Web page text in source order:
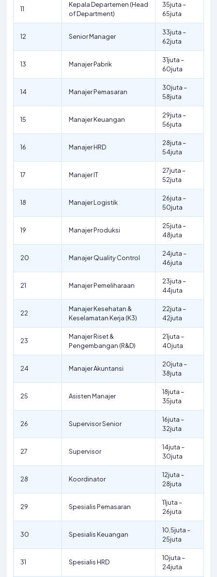
11
Kepala Departemen (Head
of Department)
35juta –
65juta
12 Senior Manager
33juta –
62juta
13 Manajer Pabrik
31juta –
60juta
14 Manajer Pemasaran
30juta –
58juta
15 Manajer Keuangan
29juta –
56juta
16 Manajer HRD
28juta –
54juta
17 Manajer IT
27juta –
52juta
18 Manajer Logistik
26juta –
50juta
19 Manajer Produksi
25juta –
48juta
20 Manajer Quality Control
24juta –
46juta
21 Manajer Pemeliharaan
23juta –
44juta
22
Manajer Kesehatan &
Keselamatan Kerja (K3)
22juta –
42juta
23
Manajer Riset &
Pengembangan (R&D)
21juta –
40juta
24 Manajer Akuntansi
20juta –
38juta
25 Asisten Manajer
18juta –
35juta
26 Supervisor Senior
16juta –
32juta
27 Supervisor
14juta –
30juta
28 Koordinator
12juta –
28juta
29 Spesialis Pemasaran
11juta –
26juta
30 Spesialis Keuangan
10,5juta –
25juta
31 Spesialis HRD
10juta –
24juta